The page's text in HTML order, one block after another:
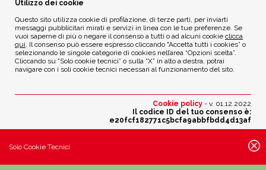
ETICA AMBIENTALE
Privacy Policy
Cookie Policy
Modifica scelte cookie
Utilizzo dei cookie
Questo sito utilizza cookie di profilazione, di terze parti, per inviarti
messaggi pubblicitari mirati e servizi in linea con le tue preferenze. Se
vuoi saperne di più o negare il consenso a tutti o ad alcuni cookie clicca
qui. Il consenso può essere espresso cliccando "Accetta tutti i cookies” o
selezionando le singole categorie di cookies nell’area “Opzioni scelta”.
Cliccando su “Solo cookie tecnici” o sulla “X” in alto a destra, potrai
navigare con i soli cookie tecnici necessari al funzionamento del sito.
Cookie policy - v. 01.12.2022
Il codice ID del tuo consenso è:
e20fcf182771c5bcfa9abbfbdd4d13af
Solo Cookie Tecnici